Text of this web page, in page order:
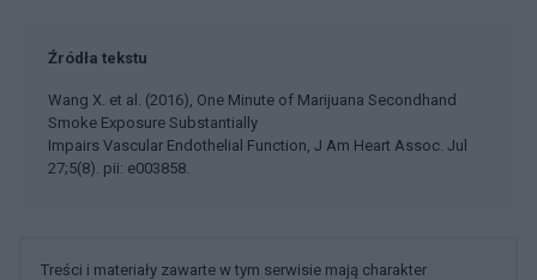
Źródła tekstu
Wang X. et al. (2016), One Minute of Marijuana Secondhand
Smoke Exposure Substantially
Impairs Vascular Endothelial Function, J Am Heart Assoc. Jul
27;5(8). pii: e003858.
Treści i materiały zawarte w tym serwisie mają charakter